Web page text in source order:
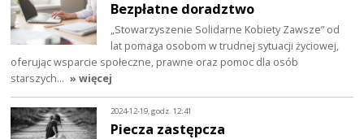
Bezpłatne doradztwo
„Stowarzyszenie Solidarne Kobiety Zawsze” od
lat pomaga osobom w trudnej sytuacji życiowej,
oferując wsparcie społeczne, prawne oraz pomoc dla osób
starszych… » więcej
2024-12-19, godz. 12:41
Piecza zastępcza